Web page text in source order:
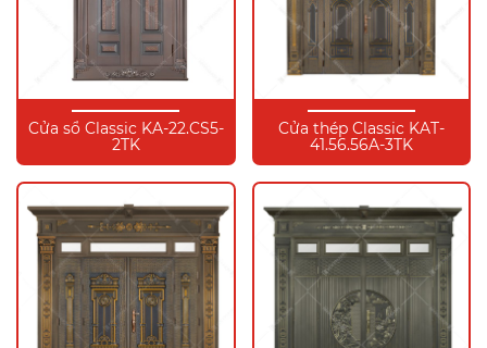
Cửa sổ Classic KA-22.CS5-
2TK
Cửa thép Classic KAT-
41.56.56A-3TK